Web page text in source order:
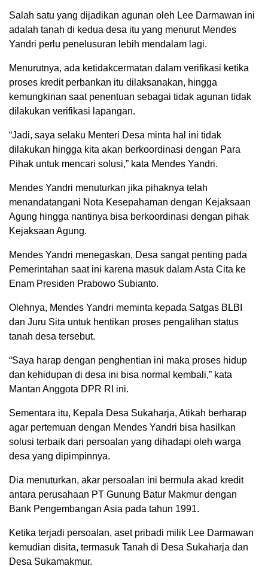
Salah satu yang dijadikan agunan oleh Lee Darmawan ini
adalah tanah di kedua desa itu yang menurut Mendes
Yandri perlu penelusuran lebih mendalam lagi.
Menurutnya, ada ketidakcermatan dalam verifikasi ketika
proses kredit perbankan itu dilaksanakan, hingga
kemungkinan saat penentuan sebagai tidak agunan tidak
dilakukan verifikasi lapangan.
“Jadi, saya selaku Menteri Desa minta hal ini tidak
dilakukan hingga kita akan berkoordinasi dengan Para
Pihak untuk mencari solusi,” kata Mendes Yandri.
Mendes Yandri menuturkan jika pihaknya telah
menandatangani Nota Kesepahaman dengan Kejaksaan
Agung hingga nantinya bisa berkoordinasi dengan pihak
Kejaksaan Agung.
Mendes Yandri menegaskan, Desa sangat penting pada
Pemerintahan saat ini karena masuk dalam Asta Cita ke
Enam Presiden Prabowo Subianto.
Olehnya, Mendes Yandri meminta kepada Satgas BLBI
dan Juru Sita untuk hentikan proses pengalihan status
tanah desa tersebut.
“Saya harap dengan penghentian ini maka proses hidup
dan kehidupan di desa ini bisa normal kembali,” kata
Mantan Anggota DPR RI ini.
Sementara itu, Kepala Desa Sukaharja, Atikah berharap
agar pertemuan dengan Mendes Yandri bisa hasilkan
solusi terbaik dari persoalan yang dihadapi oleh warga
desa yang dipimpinnya.
Dia menuturkan, akar persoalan ini bermula akad kredit
antara perusahaan PT Gunung Batur Makmur dengan
Bank Pengembangan Asia pada tahun 1991.
Ketika terjadi persoalan, aset pribadi milik Lee Darmawan
kemudian disita, termasuk Tanah di Desa Sukaharja dan
Desa Sukamakmur.